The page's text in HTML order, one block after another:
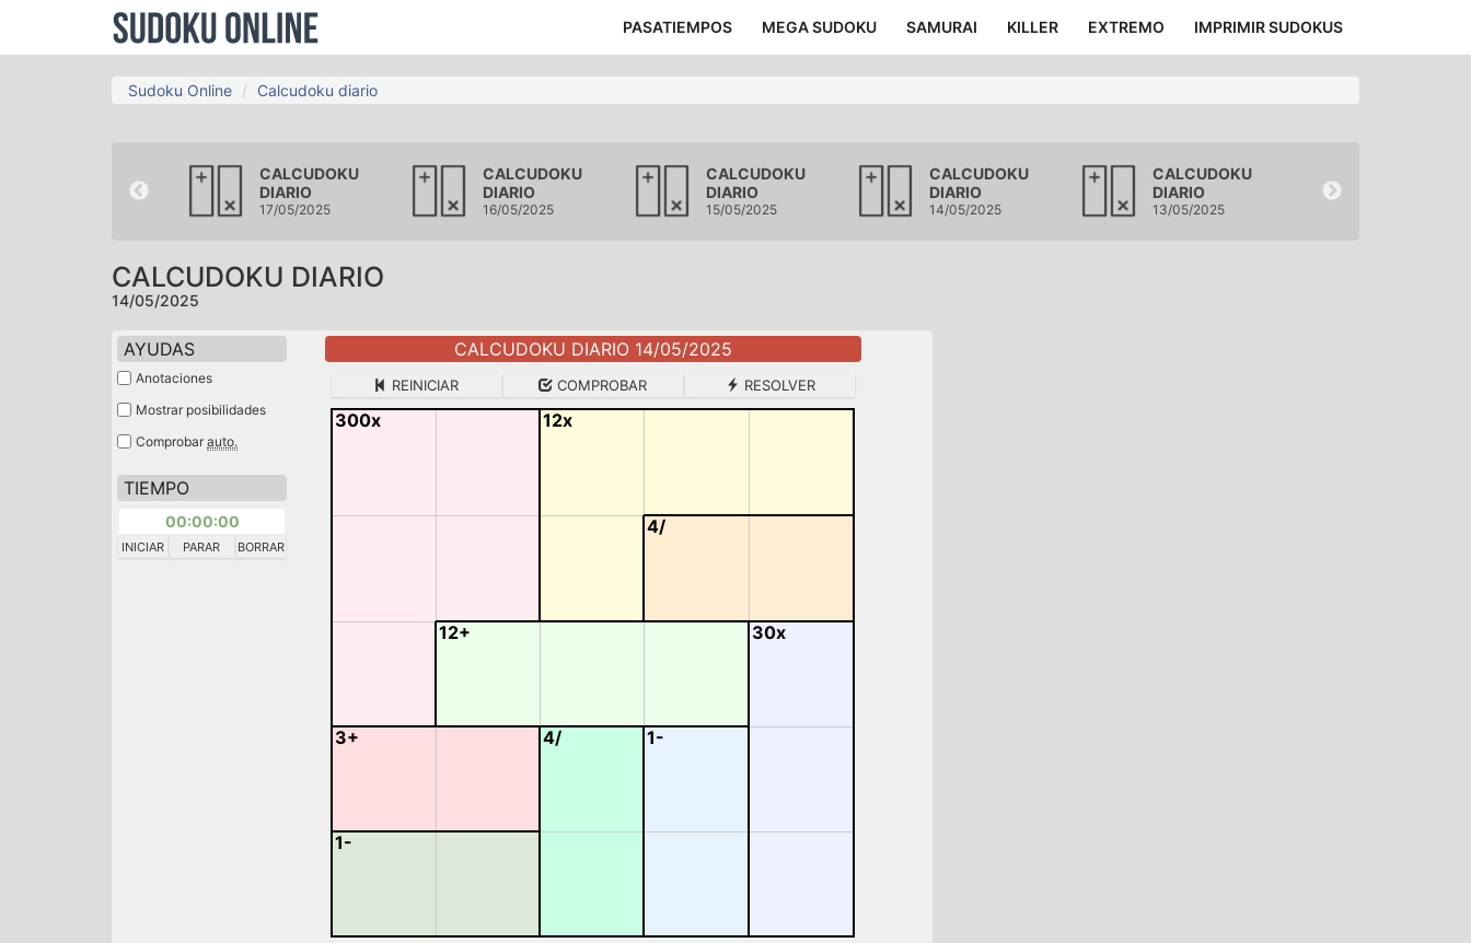
PASATIEMPOS MEGA SUDOKU SAMURAI KILLER EXTREMO IMPRIMIR SUDOKUS
Sudoku Online Calcudoku diario
CALCUDOKU
DIARIO
17/05/2025
CALCUDOKU
DIARIO
16/05/2025
CALCUDOKU
DIARIO
15/05/2025
CALCUDOKU
DIARIO
14/05/2025
CALCUDOKU
DIARIO
13/05/2025
CALCUDOKU DIARIO
14/05/2025
CALCUDOKU DIARIO 14/05/2025
REINICIAR COMPROBAR RESOLVER
300x 12x
4/
12+ 30x
3+ 4/ 1-
1-
AYUDAS
Anotaciones
Mostrar posibilidades
Comprobar auto.
TIEMPO
00:00:00
INICIAR PARAR BORRAR